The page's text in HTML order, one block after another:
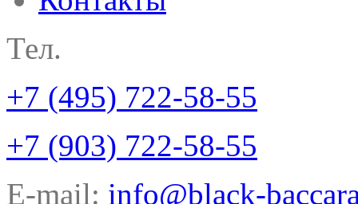
Тел.
+7 (495) 722-58-55
+7 (903) 722-58-55
E-mail: info@black-